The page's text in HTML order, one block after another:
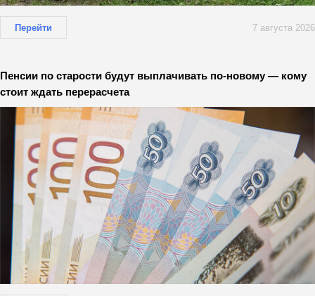
Перейти 7 августа 2026
Пенсии по старости будут выплачивать по-новому — кому
стоит ждать перерасчета